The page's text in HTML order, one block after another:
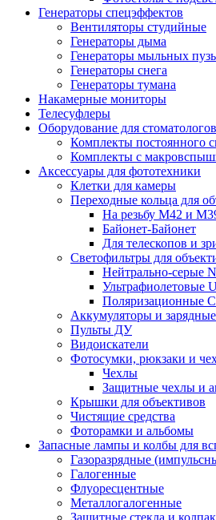
Генераторы спецэффектов
Вентиляторы студийные
Генераторы дыма
Генераторы мыльных
Генераторы снега
Генераторы тумана
Накамерные мониторы
Телесуфлеры
Оборудование для стоматологов
Комплекты постоянного
Комплекты с
Аксессуары для фототехники
Клетки для камеры
Переходные кольца для
На резьбу М42 и
Байонет-Байонет
Для телескопов и
Светофильтры для
Нейтрально-серые
Ультрафиолетовые
Поляризационные
Аккумуляторы и зарядные
Пульты ДУ
Видоискатели
Фотосумки, рюкзаки и
Чехлы
Защитные чехлы и
Крышки для объективов
Чистящие средства
Фоторамки и альбомы
Запасные лампы и колбы для
Газоразрядные
Галогенные
Флуоресцентные
Металлогалогенные
Защитные стекла и